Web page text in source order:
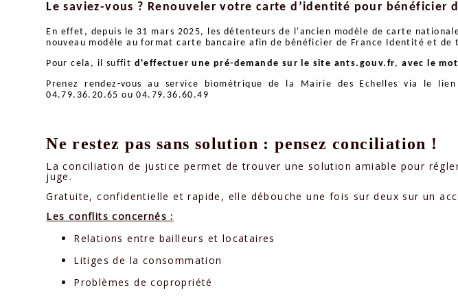
Le saviez-vous ? Renouveler votre carte d’identité pour bénéficier
En effet, depuis le 31 mars 2025, les détenteurs de l'ancien modèle de carte
nouveau modèle au format carte bancaire afin de bénéficier de France Identité et de
Pour cela, il suffit d'effectuer une pré-demande sur le site ants.gouv.fr, avec le
Prenez rendez-vous au service biométrique de la Mairie des Echelles via le
04.79.36.20.65 ou 04.79.36.60.49
Ne restez pas sans solution : pensez conciliation !
La conciliation de justice permet de trouver une solution amiable pour
juge.
Gratuite, confidentielle et rapide, elle débouche une fois sur deux sur un
Les conflits concernés :
Relations entre bailleurs et locataires
Litiges de la consommation
Problèmes de copropriété